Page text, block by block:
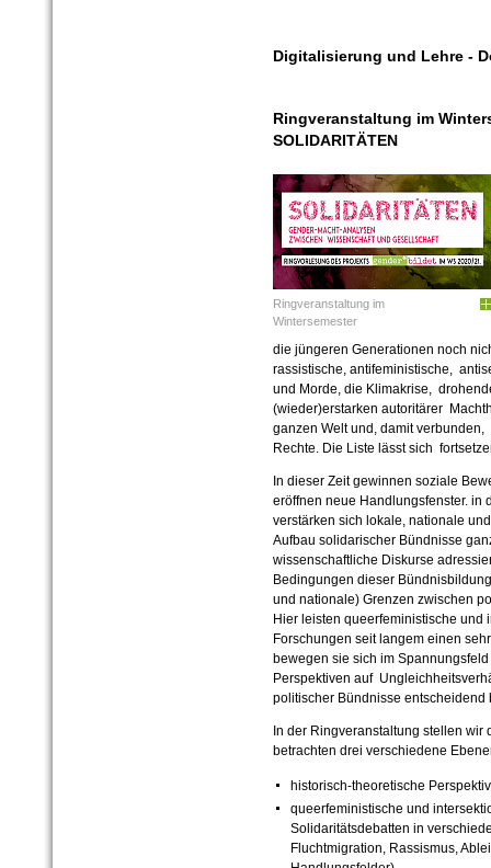
Digitalisierung und Lehre -
Ringveranstaltung im
SOLIDARITÄTEN
Ringveranstaltung im
Wintersemester
die jüngeren Generationen noch
rassistische, antifeministische,
und Morde, die Klimakrise,
(wieder)erstarken autoritärer
ganzen Welt und, damit
Rechte. Die Liste lässt sich
In dieser Zeit gewinnen soziale
eröffnen neue Handlungsfenster. in
verstärken sich lokale, nationale
Aufbau solidarischer Bündnisse
wissenschaftliche Diskurse
Bedingungen dieser
und nationale) Grenzen zwischen
Hier leisten queerfeministische
Forschungen seit langem einen
bewegen sie sich im
Perspektiven auf
politischer Bündnisse entscheidend
In der Ringveranstaltung stellen
betrachten drei verschiedene
historisch-theoretische
queerfeministische und
Solidaritätsdebatten in
Fluchtmigration, Rassismus,